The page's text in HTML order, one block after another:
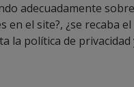
adecuadamente
en el site?, ¿se recaba el
la política de privacidad